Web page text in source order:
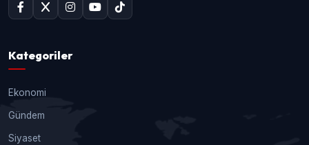
Kategoriler
Ekonomi
Gündem
Siyaset